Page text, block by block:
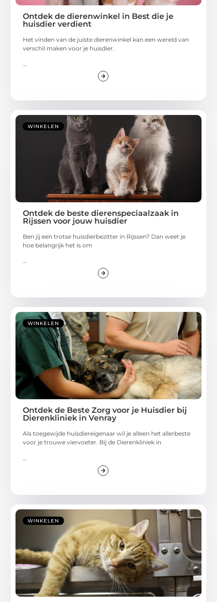
Ontdek de dierenwinkel in Best die je
huisdier verdient
Het vinden van de juiste dierenwinkel kan een wereld van
verschil maken voor je huisdier.
WINKELEN
Ontdek de beste dierenspeciaalzaak in
Rijssen voor jouw huisdier
Ben jij een trotse huisdierbezitter in Rijssen? Dan weet je
hoe belangrijk het is om
...
WINKELEN
Ontdek de Beste Zorg voor je Huisdier bij
Dierenkliniek in Venray
Als toegewijde huisdiereigenaar wil je alleen het allerbeste
voor je trouwe viervoeter. Bij de Dierenkliniek in
WINKELEN